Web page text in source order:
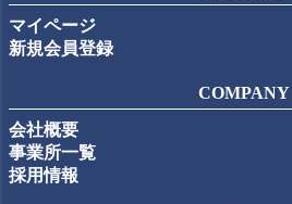
マイページ
新規会員登録
COMPANY
会社概要
事業所一覧
採用情報